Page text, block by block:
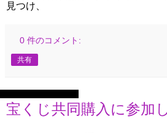
見つけ、
0 件のコメント:
共有
宝くじ共同購入に参加